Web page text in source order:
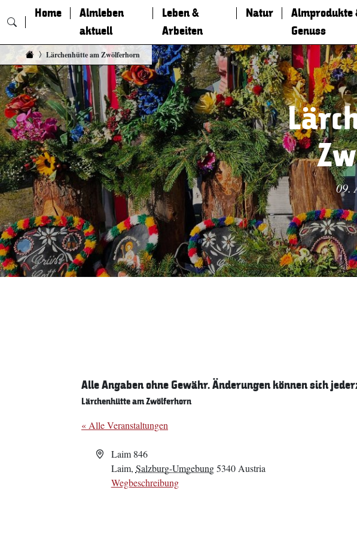
Zum Inhalt springen
Home
Almleben
aktuell
Leben &
Arbeiten
Natur
Almprodukte
Genuss
Lärchenhütte am Zwölferhorn
09.
Alle Angaben ohne Gewähr. Änderungen können sich
Lärchenhütte am Zwölferhorn
« Alle Veranstaltungen
AdresseLaim 846
Laim, Salzburg-Umgebung 5340 Austria
Wegbeschreibung